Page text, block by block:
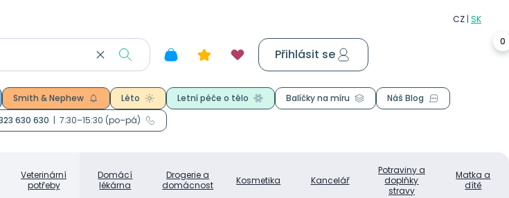
Veterinární
potřeby
Domácí
lékárna
Drogerie a
domácnost
Kosmetika Kancelář
Potraviny a
doplňky
stravy
Matka a
dítě
0
Přihlásit se
Smith & Nephew Léto Letní péče o tělo Balíčky na míru
Náš Blog
630 630
7:30–15:30 (po–pá)